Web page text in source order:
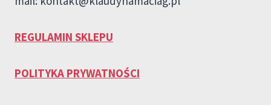
REGULAMIN SKLEPU
POLITYKA PRYWATNOŚCI